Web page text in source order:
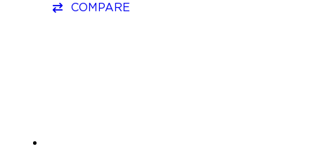
ORIGINAL
COMPARE